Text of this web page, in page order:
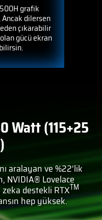
grafik
dilersen
çıkarabilir
gücü ekran
Watt (115+25
aralayan ve %22’lik
NVIDIA® Lovelace
destekli RTXTM
hep yüksek.